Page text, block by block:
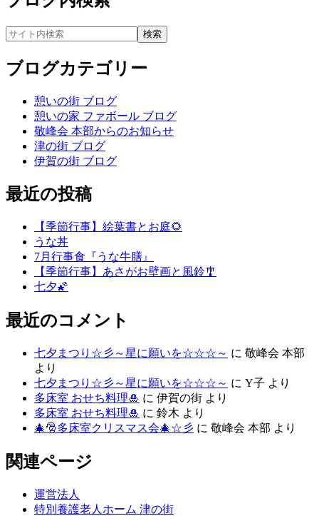
ブログカテゴリー
憩いの街 ブログ
憩いの家 ファボール ブログ
敬峰会 本部からのお知らせ
津の街 ブログ
伊賀の街 ブログ
最近の投稿
【季節行事】絵葉書とお庭🌻
うな丼
7月行事食『うな牛膳』
【季節行事】あさがお壁画と風鈴🎐
七夕🌠
最近のコメント
七夕まつり☆彡～星に願いを☆☆☆～ に 敬峰会 本部
より
七夕まつり☆彡～星に願いを☆☆☆～ に Y子 より
多床室 おせち料理🎍 に 伊賀の街 より
多床室 おせち料理🎍 に 鈴木 より
🎄🎅多床室クリスマス会🎄☆彡 に 敬峰会 本部 より
関連ページ
運営法人
特別養護老人ホーム 津の街